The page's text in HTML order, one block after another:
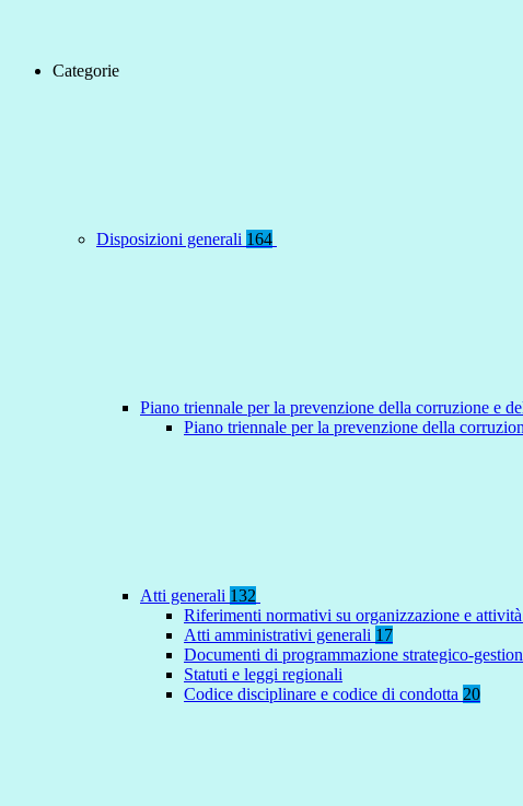
Categorie
Disposizioni generali 164
Piano triennale per la prevenzione della corruzione e
Piano triennale per la prevenzione della
Atti generali 132
Riferimenti normativi su organizzazione e attività
Atti amministrativi generali 17
Documenti di programmazione strategico-
Statuti e leggi regionali
Codice disciplinare e codice di condotta 20